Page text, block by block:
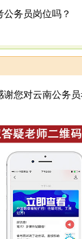
务员岗位吗？
您对云南公务员